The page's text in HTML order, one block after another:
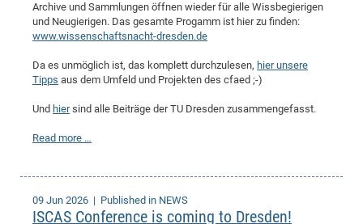
Archive und Sammlungen öffnen wieder für alle Wissbegierigen
und Neugierigen. Das gesamte Progamm ist hier zu finden:
www.wissenschaftsnacht-dresden.de
Da es unmöglich ist, das komplett durchzulesen, hier unsere
Tipps aus dem Umfeld und Projekten des cfaed ;-)
Und hiersind alle Beiträge der TU Dresden zusammengefasst.
Read more …
09 Jun 2026 | Published in NEWS
ISCAS Conference is coming to Dresden!